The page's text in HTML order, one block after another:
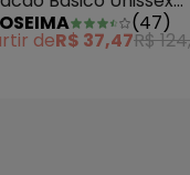
Bebê Laranja (47)
deR$ 37,47R$